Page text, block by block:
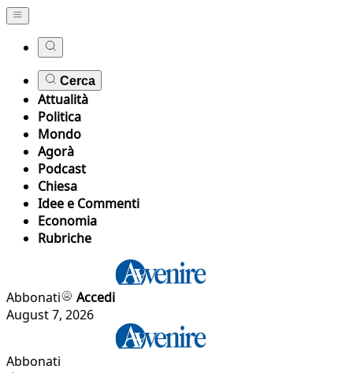
Cerca
Attualità
Politica
Mondo
Agorà
Podcast
Chiesa
Idee e Commenti
Economia
Rubriche
Abbonati
Accedi
August 7, 2026
Abbonati